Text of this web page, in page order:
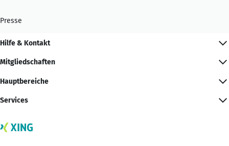
Presse
Hilfe & Kontakt
Mitgliedschaften
Hauptbereiche
Services